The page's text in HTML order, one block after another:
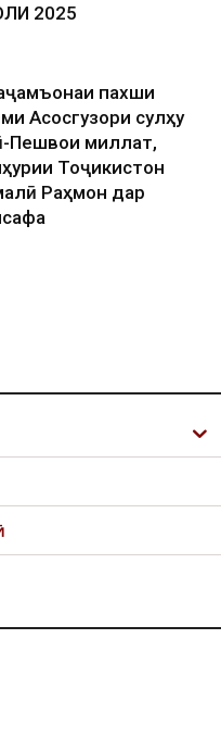
2025
пахши
Асосгузори сулҳу
Пешвои миллат,
Тоҷикистон
Раҳмон дар